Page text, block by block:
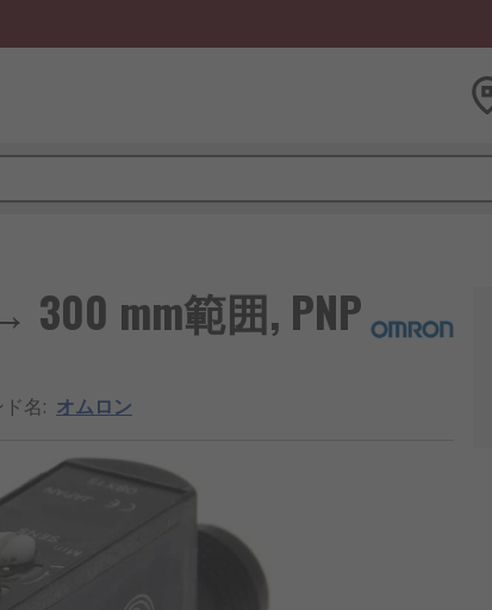
300 mm範囲, PNP
名: オムロン